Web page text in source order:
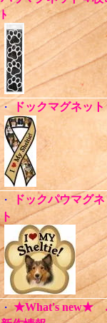
ﾄ
・ドックマグネット
・
ドックパウマグ
ト
・★What's new★